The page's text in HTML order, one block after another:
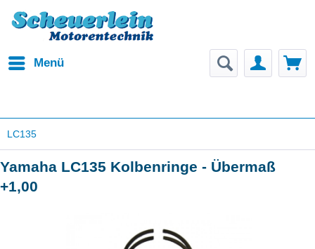
Menü
LC135
Yamaha LC135 Kolbenringe - Übermaß
+1,00